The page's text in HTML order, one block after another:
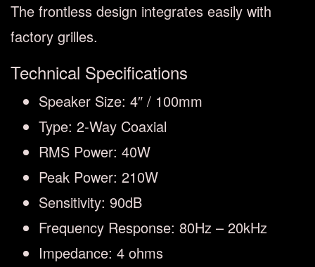
The frontless design integrates easily with
factory grilles.
Technical Specifications
Speaker Size: 4″ / 100mm
Type: 2-Way Coaxial
RMS Power: 40W
Peak Power: 210W
Sensitivity: 90dB
Frequency Response: 80Hz – 20kHz
Impedance: 4 ohms